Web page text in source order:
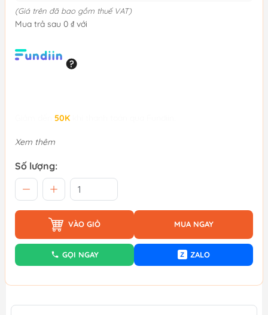
(Giá trên đã bao gồm thuế VAT)
Mua trả sau 0 ₫ với
50K
Xem thêm
Số lượng:
VÀO GIỎ MUA NGAY
GỌI NGAY Z ZALO